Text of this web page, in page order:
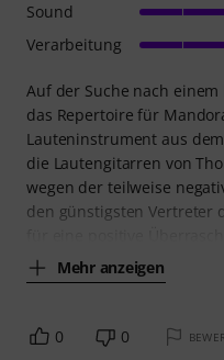
Auf der Suche nach
das Repertoire für
Lauteninstrument aus
die Lautengitarren von
wegen der teilweise
den günstigsten Vertreter
Mehr anzeigen
Sound
Verarbeitung
0 0